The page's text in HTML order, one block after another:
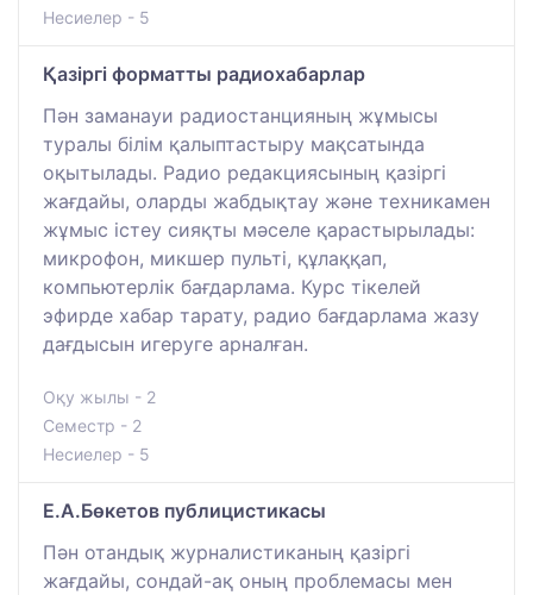
Несиелер - 5
Қазіргі форматты радиохабарлар
Пән заманауи радиостанцияның жұмысы
туралы білім қалыптастыру мақсатында
оқытылады. Радио редакциясының қазіргі
жағдайы, оларды жабдықтау және техникамен
жұмыс істеу сияқты мәселе қарастырылады:
микрофон, микшер пульті, құлаққап,
компьютерлік бағдарлама. Курс тікелей
эфирде хабар тарату, радио бағдарлама жазу
дағдысын игеруге арналған.
Оқу жылы - 2
Семестр - 2
Несиелер - 5
Е.А.Бөкетов публицистикасы
Пән отандық журналистиканың қазіргі
жағдайы, сондай-ақ оның проблемасы мен